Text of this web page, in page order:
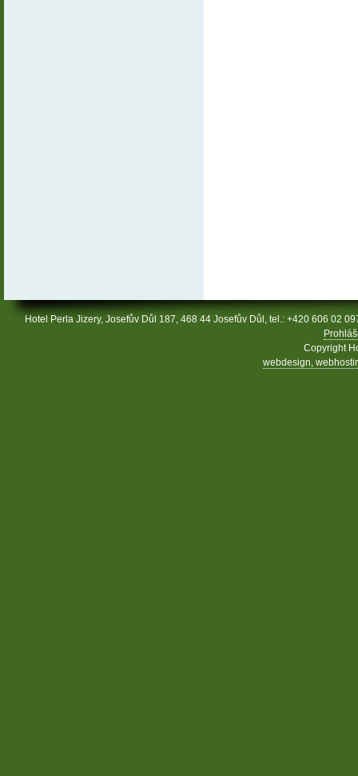
Hotel Perla Jizery, Josefův Důl 187, 468 44 Josefův Důl, tel.: +420 606 02
Copyright
webdesign,